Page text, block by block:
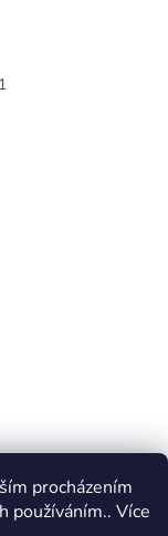
procházením
používáním.. Více